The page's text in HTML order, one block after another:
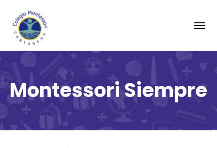
Montessori Siempre